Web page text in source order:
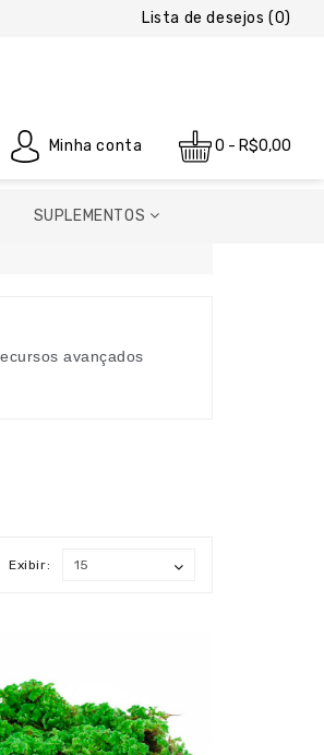
Lista de desejos (0)
Minha conta 0 - R$0,00
SUPLEMENTOS
avançados
Exibir: